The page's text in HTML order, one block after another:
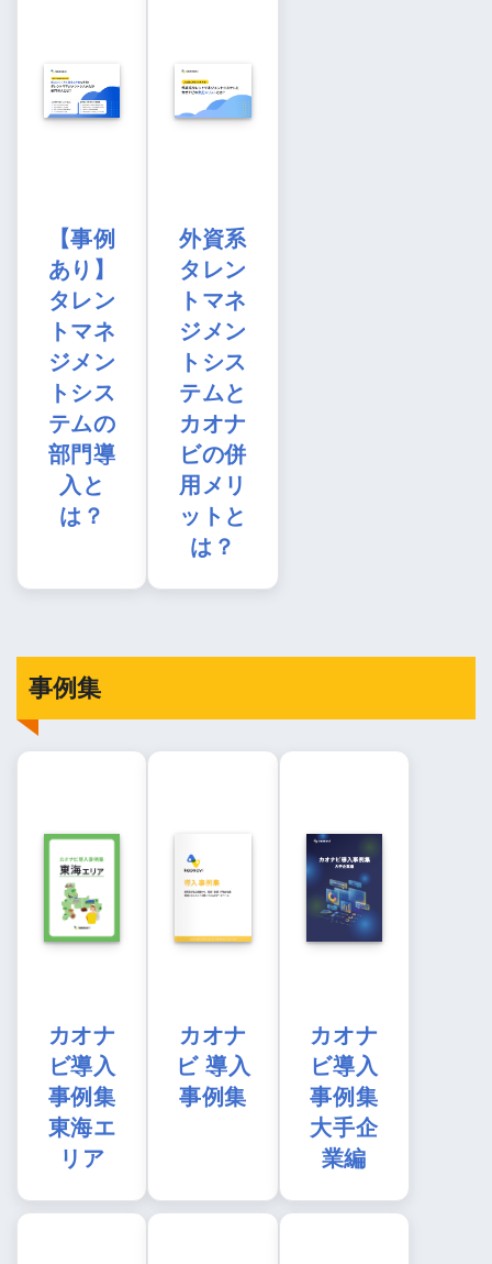
【事例
あり】
タレン
トマネ
ジメン
トシス
テムの
部門導
入と
は？
外資系
タレン
トマネ
ジメン
トシス
テムと
カオナ
ビの併
用メリ
ットと
は？
事例集
カオナ
ビ導入
事例集
東海エ
リア
カオナ
ビ 導入
事例集
カオナ
ビ導入
事例集
大手企
業編